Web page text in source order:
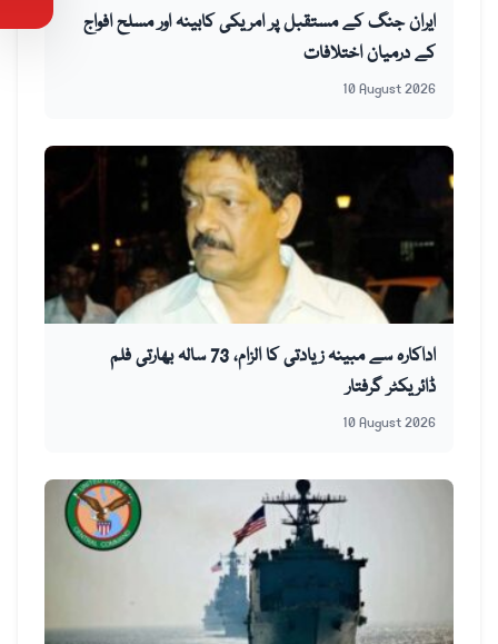
ایران جنگ کے مستقبل پر امریکی کابینہ اور مسلح افواج
کے درمیان اختلافات
10 August 2026
اداکارہ سے مبینہ زیادتی کا الزام، 73 سالہ بھارتی فلم
ڈائریکٹر گرفتار
10 August 2026